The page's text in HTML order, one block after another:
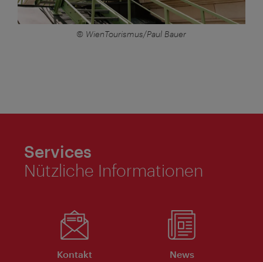
© WienTourismus/Paul Bauer
Services
Nützliche Informationen
Kontakt News